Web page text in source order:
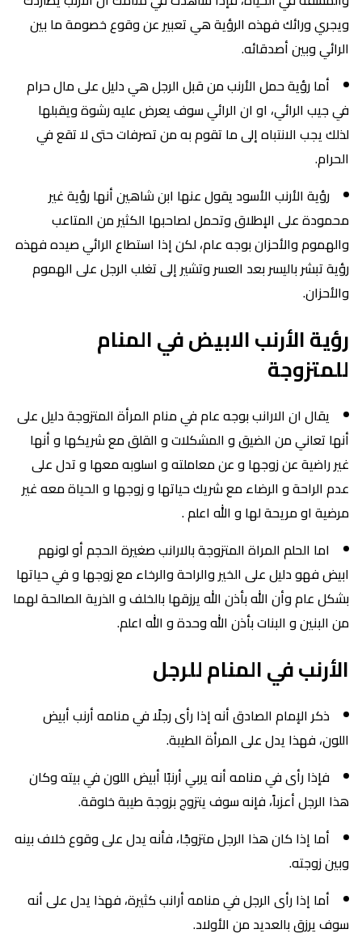
ويجري ورائك فهذه الرؤية هي تعبير عن وقوع خصومة ما بين
الرائي وبين أصدقائه.
أما رؤية حمل الأرنب من قبل الرجل هي دليل على مال حرام
في جيب الرائي، او ان الرائي سوف يعرض عليه رشوة ويقبلها
لذلك يجب الانتباه إلى ما تقوم به من تصرفات حتى لا تقع في
الحرام.
رؤية الأرنب الأسود يقول عنها ابن شاهين أنها رؤية غير
محمودة على الإطلاق وتحمل لصاحبها الكثير من المتاعب
والهموم والأحزان بوجه عام، لكن إذا استطاع الرائي صيده فهذه
رؤية تبشر باليسر بعد العسر وتشير إلى تغلب الرجل على الهموم
والأحزان.
رؤية الأرنب الابيض في المنام
للمتزوجة
يقال ان الارانب بوجه عام في منام المرأة المتزوجة دليل على
أنها تعاني من الضيق و المشكلات و القلق مع شريكها و أنها
غير راضية عن زوجها و عن معاملته و اسلوبه معها و تدل على
عدم الراحة و الرضاء مع شريك حياتها و زوجها و الحياة معه غير
مرضية او مريحة لها و الله اعلم .
اما الحلم المراة المتزوجة بالارانب صغيرة الحجم أو لونهم
ابيض فهو دليل على الخير والراحة والرخاء مع زوجها و في حياتها
بشكل عام وأن الله بأذن الله يرزقها بالخلف و الذرية الصالحة لهما
من البنين و البنات بأذن الله وحدة و الله اعلم.
الأرنب في المنام للرجل
ذكر الإمام الصادق أنه إذا رأى رجلًا في منامه أرنب أبيض
اللون، فهذا يدل على المرأة الطيبة.
فإذا رأى في منامه أنه يربي أرنبًا أبيض اللون في بيته وكان
هذا الرجل أعزباً، فإنه سوف يتزوج بزوجة طيبة خلوقة.
أما إذا كان هذا الرجل متزوجًا، فأنه يدل على وقوع خلاف بينه
وبين زوجته.
أما إذا رأى الرجل في منامه أرانب كثيرة، فهذا يدل على أنه
سوف يرزق بالعديد من الأولاد.